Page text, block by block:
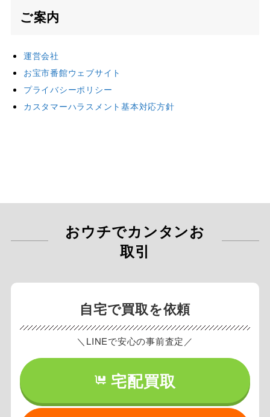
ご案内
運営会社
お宝市番館ウェブサイト
プライバシーポリシー
カスタマーハラスメント基本対応方針
おウチでカンタンお
取引
自宅で買取を依頼
＼LINEで安心の事前査定／
宅配買取